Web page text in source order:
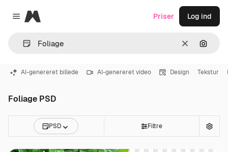
Close menu
Magnific
Klar Søg
Priser Log ind
AI-genereret billede AI-genereret video Design Tekstur
Foliage PSD
PSD Filtre